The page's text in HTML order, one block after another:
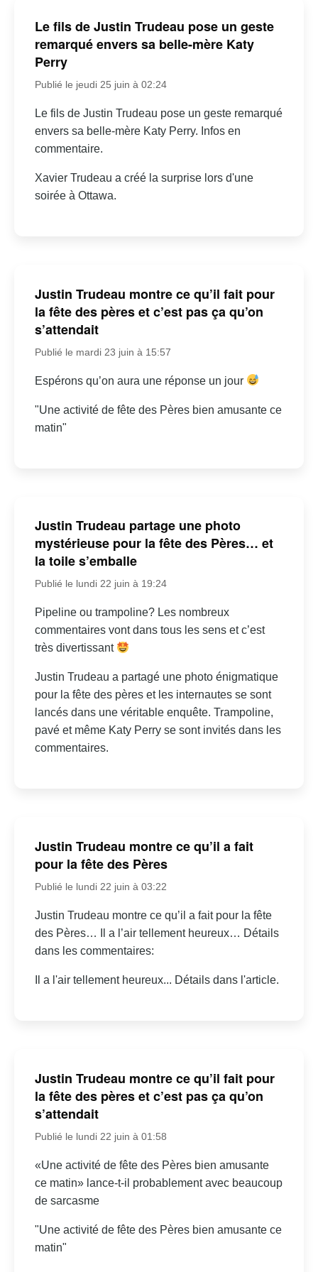
Le fils de Justin Trudeau pose un geste
remarqué envers sa belle-mère Katy
Perry
Publié le jeudi 25 juin à 02:24
Le fils de Justin Trudeau pose un geste remarqué
envers sa belle-mère Katy Perry. Infos en
commentaire.
Xavier Trudeau a créé la surprise lors d'une
soirée à Ottawa.
Justin Trudeau montre ce qu’il fait pour
la fête des pères et c’est pas ça qu’on
s’attendait
Publié le mardi 23 juin à 15:57
Espérons qu’on aura une réponse un jour
"Une activité de fête des Pères bien amusante ce
matin"
Justin Trudeau partage une photo
mystérieuse pour la fête des Pères… et
la toile s’emballe
Publié le lundi 22 juin à 19:24
Pipeline ou trampoline? Les nombreux
commentaires vont dans tous les sens et c’est
très divertissant
Justin Trudeau a partagé une photo énigmatique
pour la fête des pères et les internautes se sont
lancés dans une véritable enquête. Trampoline,
pavé et même Katy Perry se sont invités dans les
commentaires.
Justin Trudeau montre ce qu’il a fait
pour la fête des Pères
Publié le lundi 22 juin à 03:22
Justin Trudeau montre ce qu’il a fait pour la fête
des Pères… Il a l’air tellement heureux… Détails
dans les commentaires:
Il a l'air tellement heureux... Détails dans l'article.
Justin Trudeau montre ce qu’il fait pour
la fête des pères et c’est pas ça qu’on
s’attendait
Publié le lundi 22 juin à 01:58
«Une activité de fête des Pères bien amusante
ce matin» lance-t-il probablement avec beaucoup
de sarcasme
"Une activité de fête des Pères bien amusante ce
matin"